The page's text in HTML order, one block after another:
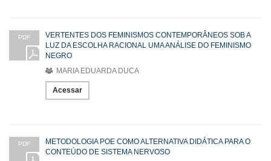
PDF
VERTENTES DOS FEMINISMOS CONTEMPORÂNEOS SOB A
LUZ DA ESCOLHA RACIONAL UMA ANÁLISE DO FEMINISMO
NEGRO
MARIA EDUARDA DUCA
Acessar
PDF
METODOLOGIA POE COMO ALTERNATIVA DIDÁTICA PARA O
CONTEÚDO DE SISTEMA NERVOSO